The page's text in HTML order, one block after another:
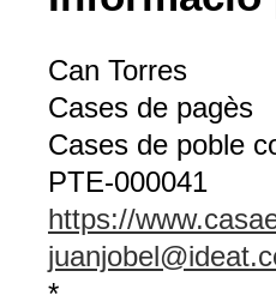
Can Torres
Cases de pagès
Cases de poble
PTE-000041
https://